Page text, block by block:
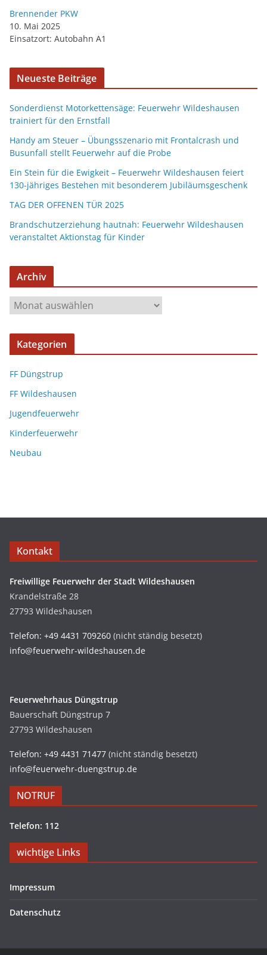
Brennender PKW
10. Mai 2025
Einsatzort: Autobahn A1
Neueste Beiträge
Sonderdienst Motorkettensäge: Feuerwehr Wildeshausen
trainiert für den Ernstfall
Handy am Steuer – Übungsszenario mit Frontalcrash und
Busunfall stellt Feuerwehr auf die Probe
Ein Stein für die Ewigkeit – Feuerwehr Wildeshausen feiert
130-jähriges Bestehen mit besonderem Jubiläumsgeschenk
TAG DER OFFENEN TÜR 2025
Brandschutzerziehung hautnah: Feuerwehr Wildeshausen
veranstaltet Aktionstag für Kinder
Archiv
Kategorien
FF Düngstrup
FF Wildeshausen
Jugendfeuerwehr
Kinderfeuerwehr
Neubau
Kontakt
Freiwillige Feuerwehr der Stadt Wildeshausen
Krandelstraße 28
27793 Wildeshausen
Telefon: +49 4431 709260 (nicht ständig besetzt)
info@feuerwehr-wildeshausen.de
Feuerwehrhaus Düngstrup
Bauerschaft Düngstrup 7
27793 Wildeshausen
Telefon: +49 4431 71477 (nicht ständig besetzt)
info@feuerwehr-duengstrup.de
NOTRUF
Telefon: 112
wichtige Links
Impressum
Datenschutz